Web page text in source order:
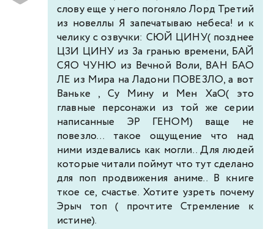
слову еще у него погоняло Лорд Третий
из новеллы Я запечатываю небеса! и к
челику с озвучки: СЮЙ ЦИНУ( позднее
ЦЗИ ЦИНУ из За гранью времени, БАЙ
СЯО ЧУНЮ из Вечной Воли, ВАН БАО
ЛЕ из Мира на Ладони ПОВЕЗЛО, а вот
Ваньке , Су Мину и Мен ХаО( это
главные персонажи из той же серии
написанные ЭР ГЕНОМ) ваще не
повезло... такое ощущение что над
ними издевались как могли.. Для людей
которые читали поймут что тут сделано
для поп продвижения аниме.. В книге
ткое се, счастье. Хотите узреть почему
Эрыч топ ( прочтите Стремление к
истине).